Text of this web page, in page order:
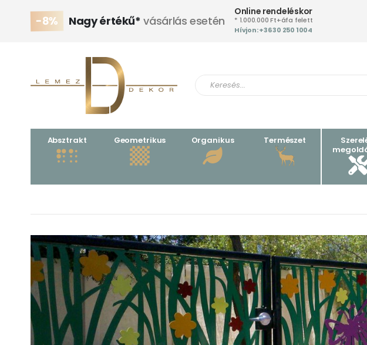
-8% Nagy értékű* vásárlás esetén
Online rendeléskor
* 1.000.000 Ft+áfa felett
Hívjon: +36 30 250 1004‬
Absztrakt Geometrikus Organikus Természet